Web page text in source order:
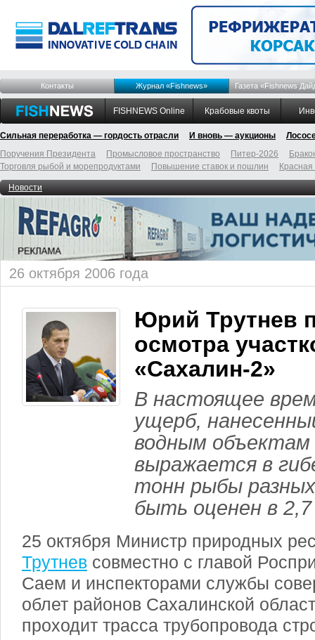
Контакты Журнал «Fishnews» Газета «Fishnews
FISHNEWS Online Крабовые квоты
Сильная переработка — гордость отрасли И вновь — аукционы
Поручения Президента
Промысловое пространство Питер-2026
Торговля рыбой и морепродуктами
Повышение ставок и пошлин
Новости
26 октября 2006 года
Юрий Трутнев
осмотра
«Сахалин-2»
В настоящее
ущерб,
водным объектам
выражается в
тонн рыбы
быть оценен в
25 октября Министр природных
Трутнев совместно с главой
Саем и инспекторами службы
облет районов Сахалинской
проходит трасса трубопровода